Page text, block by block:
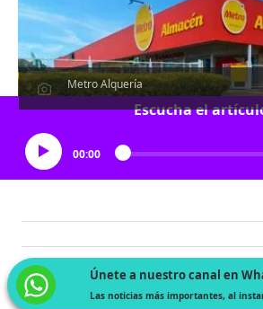
Metro Alquería
Escucha el
00:00
Únete a nuestro canal en
Las noticias más importantes, al